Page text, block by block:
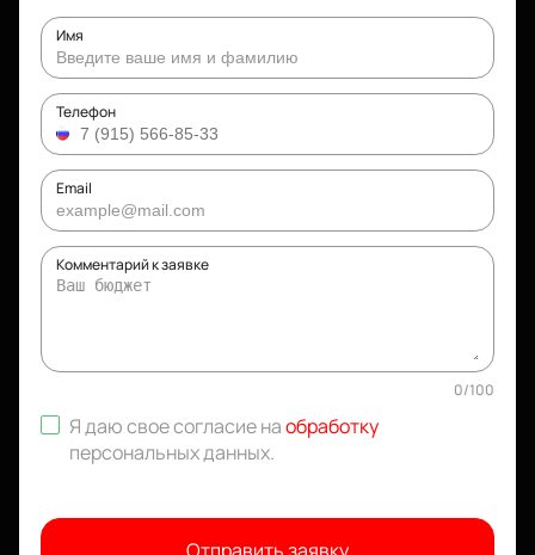
Имя
Телефон
Email
Комментарий к заявке
0/100
Я даю свое согласие наобработку
персональных данных.